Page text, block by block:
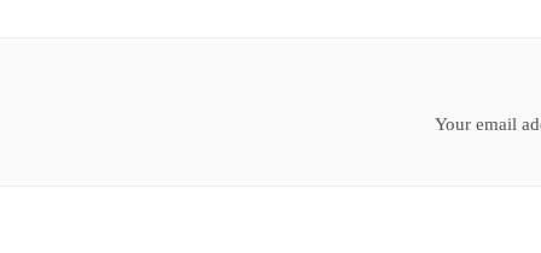
Your email